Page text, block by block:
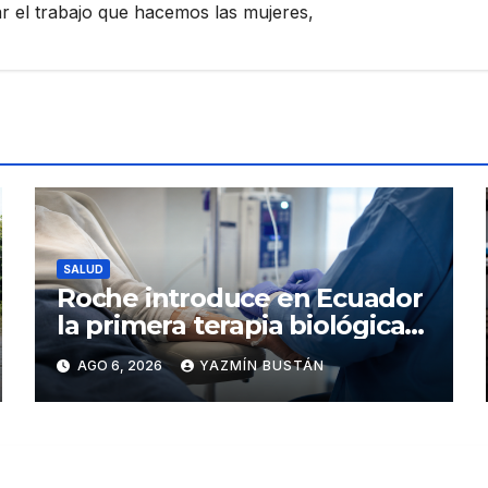
el trabajo que hacemos las mujeres,
SALUD
Roche introduce en Ecuador
la primera terapia biológica
de precisión capaz de
detener el daño renal por
nefritis lúpica
AGO 6, 2026 YAZMÍN BUSTÁN